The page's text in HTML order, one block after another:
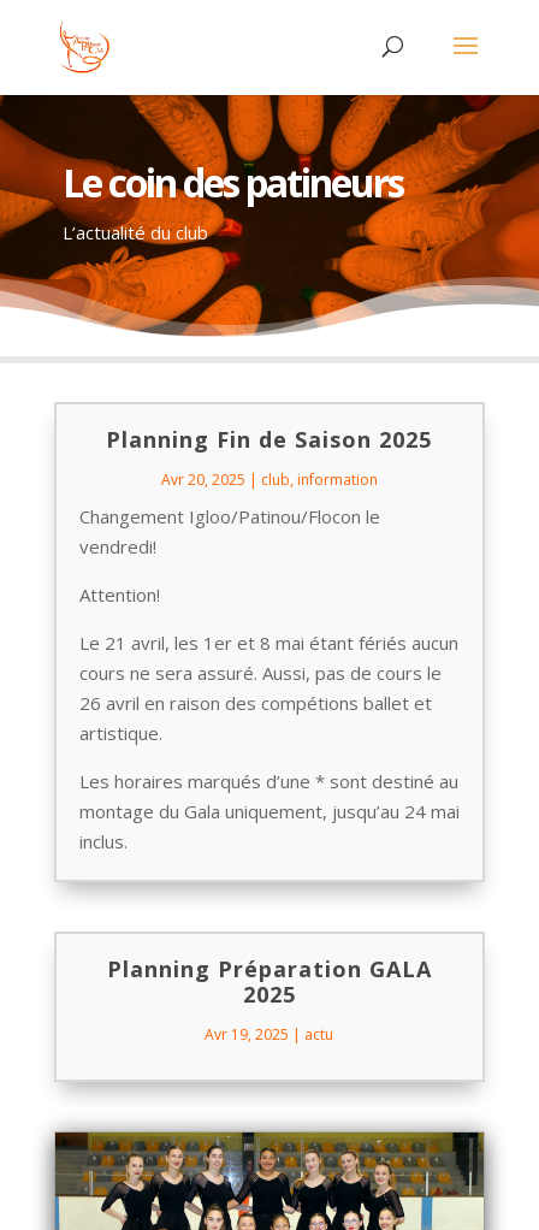
Le coin des patineurs
L’actualité du club
Planning Fin de Saison 2025
Avr 20, 2025 | club,information
Changement Igloo/Patinou/Flocon le
vendredi!
Attention!
Le 21 avril, les 1er et 8 mai étant fériés aucun
cours ne sera assuré. Aussi, pas de cours le
26 avril en raison des compétions ballet et
artistique.
Les horaires marqués d’une * sont destiné au
montage du Gala uniquement, jusqu’au 24 mai
inclus.
Planning Préparation GALA
2025
Avr 19, 2025 | actu